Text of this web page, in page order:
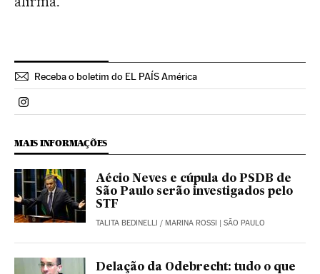
Receba o boletim do EL PAÍS América
Politica El País Brasil en Instagram
MAIS INFORMAÇÕES
Aécio Neves e cúpula do PSDB de
São Paulo serão investigados pelo
STF
TALITA BEDINELLI / MARINA ROSSI | SÃO PAULO
Delação da Odebrecht: tudo o que